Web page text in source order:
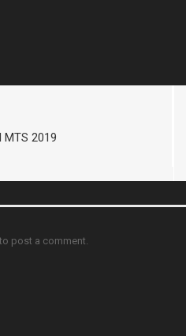
MTS 2019
post a comment.